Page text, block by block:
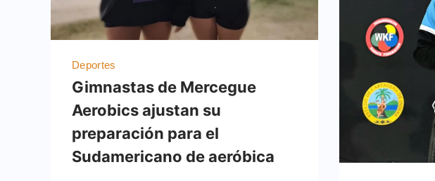
Deportes
Gimnastas de Mercegue
Aerobics ajustan su
preparación para el
Sudamericano de aeróbica